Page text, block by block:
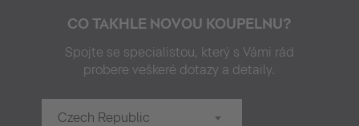
CO TAKHLE NOVOU KOUPELNU?
Spojte se specialistou, který s Vámi rád
probere veškeré dotazy a detaily.
Czech Republic